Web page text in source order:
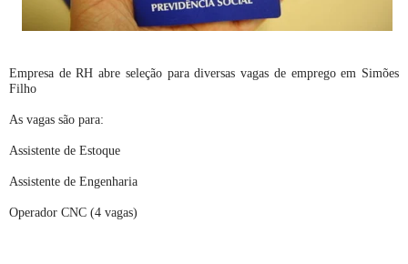
Empresa de RH abre seleção para diversas vagas de emprego em Simões
Filho
As vagas são para:
Assistente de Estoque
Assistente de Engenharia
Operador CNC (4 vagas)